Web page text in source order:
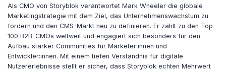
Als CMO von Storyblok verantwortet Mark Wheeler die globale
Marketingstrategie mit dem Ziel, das Unternehmenswachstum zu
fördern und den CMS-Markt neu zu definieren. Er zählt zu den Top
100 B2B-CMOs weltweit und engagiert sich besonders für den
Aufbau starker Communities für Marketer:innen und
Entwickler:innen. Mit einem tiefen Verständnis für digitale
Nutzererlebnisse stellt er sicher, dass Storyblok echten Mehrwert